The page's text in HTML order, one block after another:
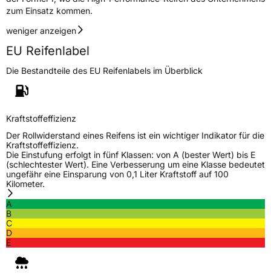
zum Einsatz kommen.
weniger anzeigen
EU Reifenlabel
Die Bestandteile des EU Reifenlabels im Überblick
Kraftstoffeffizienz
Der Rollwiderstand eines Reifens ist ein wichtiger Indikator für die
Kraftstoffeffizienz.
Die Einstufung erfolgt in fünf Klassen: von A (bester Wert) bis E
(schlechtester Wert). Eine Verbesserung um eine Klasse bedeutet
ungefähr eine Einsparung von 0,1 Liter Kraftstoff auf 100
Kilometer.
A
B
C
D
E